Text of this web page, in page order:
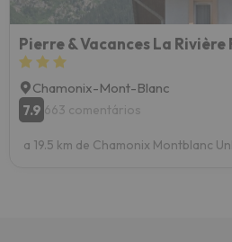
Pierre & Vacances La Rivière
Chamonix-Mont-Blanc
7.9 663 comentários
a 19.5 km de Chamonix Montblanc